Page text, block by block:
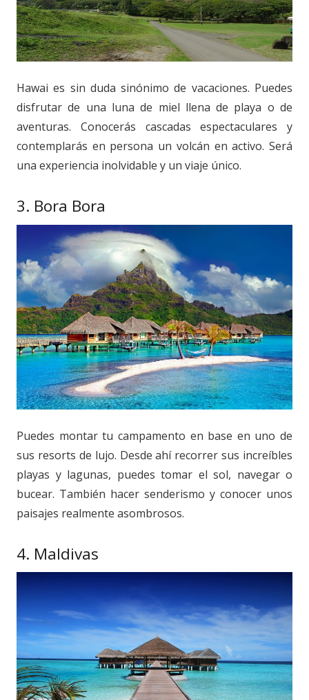
Hawai es sin duda sinónimo de vacaciones. Puedes
disfrutar de una luna de miel llena de playa o de
aventuras. Conocerás cascadas espectaculares y
contemplarás en persona un volcán en activo. Será
una experiencia inolvidable y un viaje único.
3. Bora Bora
Puedes montar tu campamento en base en uno de
sus resorts de lujo. Desde ahí recorrer sus increíbles
playas y lagunas, puedes tomar el sol, navegar o
bucear. También hacer senderismo y conocer unos
paisajes realmente asombrosos.
4. Maldivas